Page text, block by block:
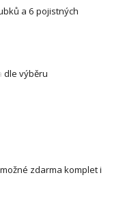
a 6 pojistných
dle výběru
zdarma komplet i